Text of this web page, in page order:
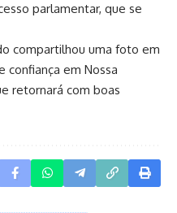
parlamentar, que se
compartilhou uma foto em
confiança em Nossa
retornará com boas